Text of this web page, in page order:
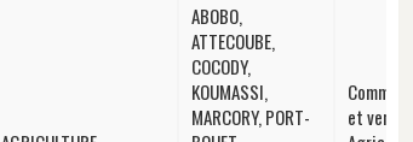
ABOBO,
ATTECOUBE,
COCODY,
KOUMASSI,
MARCORY, PORT-
et